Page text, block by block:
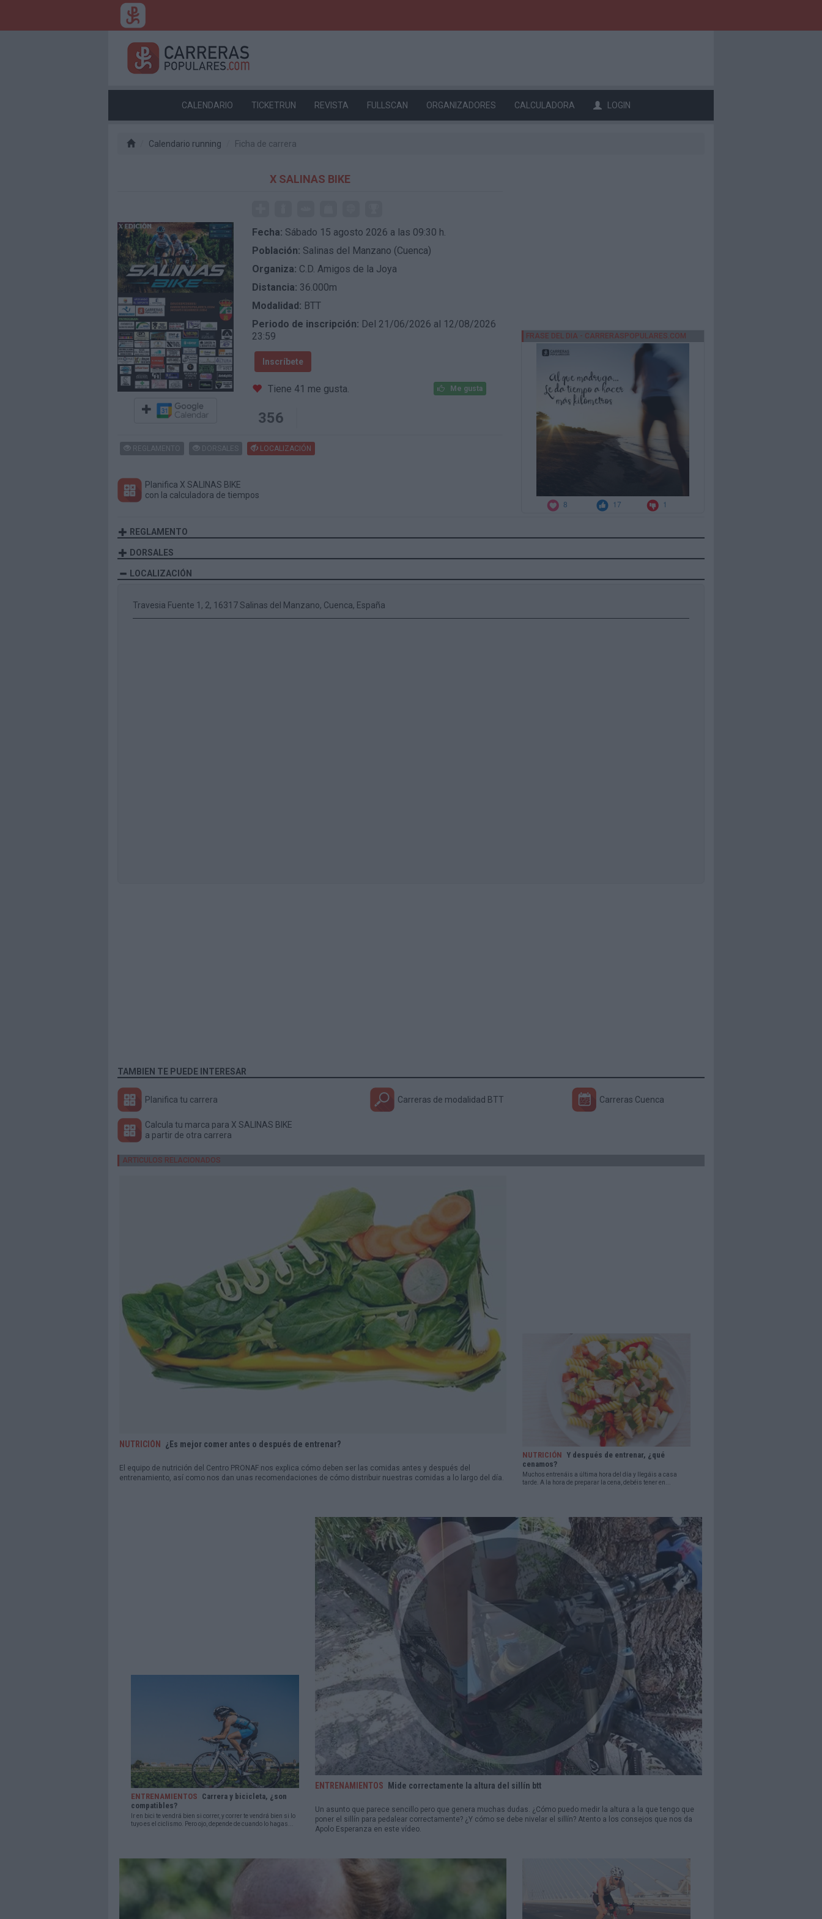
CALENDARIO TICKETRUN REVISTA FULLSCAN ORGANIZADORES CALCULADORA LOGIN
Calendario running Ficha de carrera
X SALINAS BIKE
Fecha: Sábado 15 agosto 2026 a las 09:30 h.
Población: Salinas del Manzano (Cuenca)
Organiza: C.D. Amigos de la Joya
Distancia: 36.000m
Modalidad: BTT
Periodo de inscripción: Del 21/06/2026 al 12/08/2026
23:59
Inscríbete
Tiene 41 me gusta. Me gusta
356
REGLAMENTO DORSALES LOCALIZACIÓN
Planifica X SALINAS BIKE
con la calculadora de tiempos
REGLAMENTO
DORSALES
LOCALIZACIÓN
Travesia Fuente 1, 2, 16317 Salinas del Manzano, Cuenca, España
TAMBIEN TE PUEDE INTERESAR
Planifica tu carrera
Calcula tu marca para X SALINAS BIKE
a partir de otra carrera
Carreras de modalidad BTT Carreras Cuenca
ARTICULOS RELACIONADOS
NUTRICIÓN ¿Es mejor comer antes o después de entrenar?
El equipo de nutrición del Centro PRONAF nos explica cómo deben ser las comidas antes y después del
entrenamiento, así como nos dan unas recomendaciones de cómo distribuir nuestras comidas a lo largo del día.
NUTRICIÓN Y después de entrenar, ¿qué
cenamos?
Muchos entrenáis a última hora del día y llegáis a casa
tarde. A la hora de preparar la cena, debéis tener en...
ENTRENAMIENTOS Carrera y bicicleta, ¿son
compatibles?
Ir en bici te vendrá bien si correr, y correr te vendrá bien si lo
tuyo es el ciclismo. Pero ojo, depende de cuando lo hagas...
ENTRENAMIENTOS Mide correctamente la altura del sillín btt
Un asunto que parece sencillo pero que genera muchas dudas. ¿Cómo puedo medir la altura a la que tengo que
poner el sillín para pedalear correctamente? ¿Y cómo se debe nivelar el sillín? Atento a los consejos que nos da
Apolo Esperanza en este vídeo.